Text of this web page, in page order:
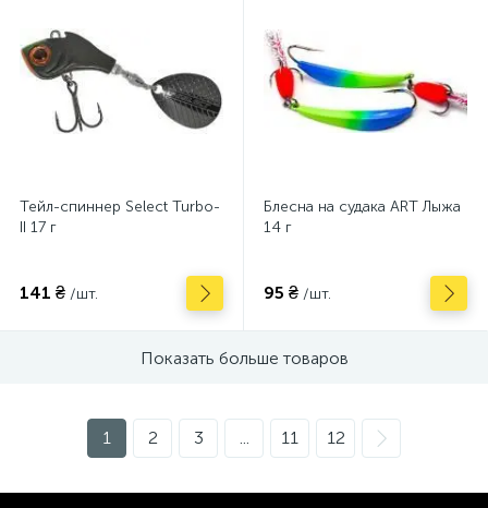
Тейл-спиннер Select Turbo-
II 17 г
141 ₴ /шт.
Блесна на судака ART Лыжа
14 г
95 ₴ /шт.
Показать больше товаров
1 2 3 ... 11 12